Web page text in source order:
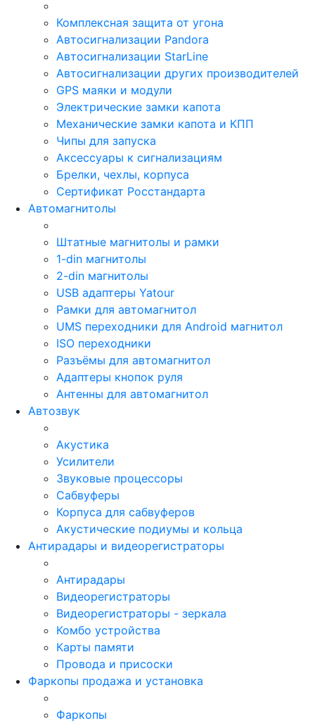
Комплексная защита от угона
Автосигнализации Pandora
Автосигнализации StarLine
Автосигнализации других производителей
GPS маяки и модули
Электрические замки капота
Механические замки капота и КПП
Чипы для запуска
Аксессуары к сигнализациям
Брелки, чехлы, корпуса
Сертификат Росстандарта
Автомагнитолы
Штатные магнитолы и рамки
1-din магнитолы
2-din магнитолы
USB адаптеры Yatour
Рамки для автомагнитол
UMS переходники для Android магнитол
ISO переходники
Разъёмы для автомагнитол
Адаптеры кнопок руля
Антенны для автомагнитол
Автозвук
Акустика
Усилители
Звуковые процессоры
Сабвуферы
Корпуса для сабвуферов
Акустические подиумы и кольца
Антирадары и видеорегистраторы
Антирадары
Видеорегистраторы
Видеорегистраторы - зеркала
Комбо устройства
Карты памяти
Провода и присоски
Фаркопы продажа и установка
Фаркопы